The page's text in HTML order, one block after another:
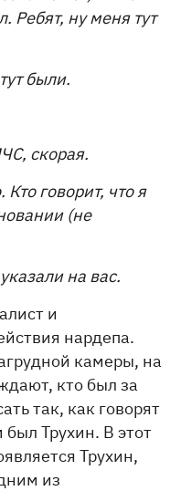
Ребят, ну меня тут
были.
скорая.
говорит, что я
(не
на вас.
и
нардепа.
камеры, на
кто был за
так, как говорят
Трухин. В этот
Трухин,
из